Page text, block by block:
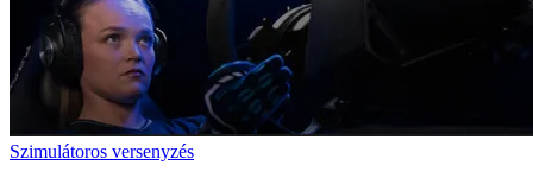
Szimulátoros versenyzés